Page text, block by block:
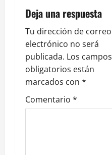
ó
n
d
e
e
Deja una respuesta
Tu dirección de correo
electrónico no será
publicada. Los campos
obligatorios están
marcados con *
Comentario *